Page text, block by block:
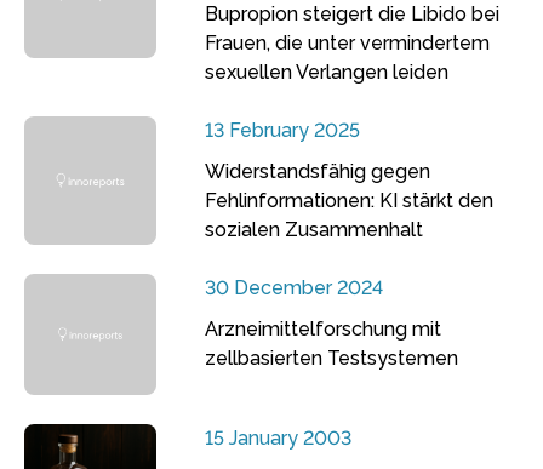
Bupropion steigert die Libido bei
Frauen, die unter vermindertem
sexuellen Verlangen leiden
13 February 2025
Widerstandsfähig gegen
Fehlinformationen: KI stärkt den
sozialen Zusammenhalt
30 December 2024
Arzneimittelforschung mit
zellbasierten Testsystemen
15 January 2003